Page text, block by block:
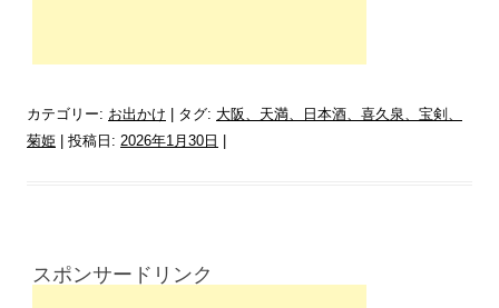
カテゴリー: お出かけ | タグ: 大阪、天満、日本酒、喜久泉、宝剣、
菊姫 | 投稿日: 2026年1月30日
スポンサードリンク